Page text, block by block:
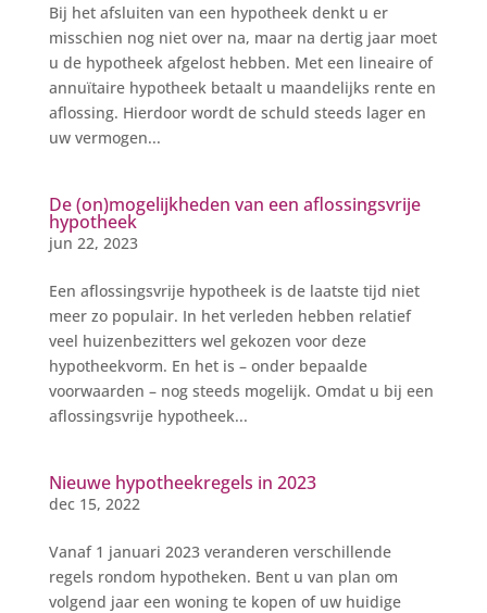
Bij het afsluiten van een hypotheek denkt u er
misschien nog niet over na, maar na dertig jaar moet
u de hypotheek afgelost hebben. Met een lineaire of
annuïtaire hypotheek betaalt u maandelijks rente en
aflossing. Hierdoor wordt de schuld steeds lager en
uw vermogen...
De (on)mogelijkheden van een aflossingsvrije
hypotheek
jun 22, 2023
Een aflossingsvrije hypotheek is de laatste tijd niet
meer zo populair. In het verleden hebben relatief
veel huizenbezitters wel gekozen voor deze
hypotheekvorm. En het is – onder bepaalde
voorwaarden – nog steeds mogelijk. Omdat u bij een
aflossingsvrije hypotheek...
Nieuwe hypotheekregels in 2023
dec 15, 2022
Vanaf 1 januari 2023 veranderen verschillende
regels rondom hypotheken. Bent u van plan om
volgend jaar een woning te kopen of uw huidige